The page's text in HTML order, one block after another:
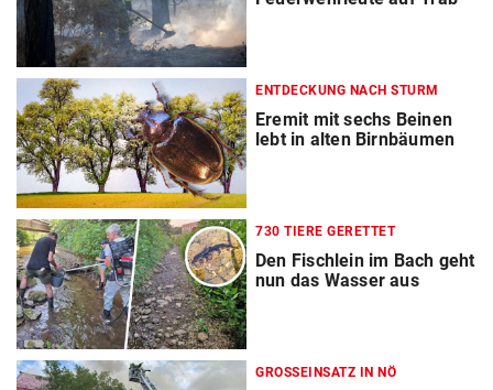
ENTDECKUNG NACH STURM
Eremit mit sechs Beinen
lebt in alten Birnbäumen
730 TIERE GERETTET
Den Fischlein im Bach geht
nun das Wasser aus
GROSSEINSATZ IN NÖ